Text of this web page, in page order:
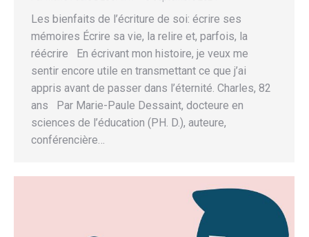
Les bienfaits de l’écriture de soi: écrire ses
mémoires Écrire sa vie, la relire et, parfois, la
réécrire En écrivant mon histoire, je veux me
sentir encore utile en transmettant ce que j’ai
appris avant de passer dans l’éternité. Charles, 82
ans Par Marie-Paule Dessaint, docteure en
sciences de l’éducation (PH. D.), auteure,
conférencière…